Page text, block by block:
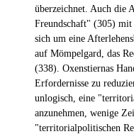
überzeichnet. Auch die
Freundschaft" (305) mit
sich um eine
auf Mömpelgard, das
(338). Oxenstiernas
Erfordernisse zu
unlogisch, eine
anzunehmen, wenige
"territorialpolitischen